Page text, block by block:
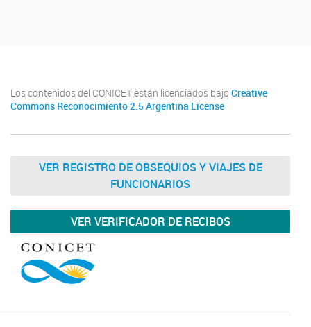
Los contenidos del CONICET están licenciados bajo Creative
Commons Reconocimiento 2.5 Argentina License
VER REGISTRO DE OBSEQUIOS Y VIAJES DE
FUNCIONARIOS
VER VERIFICADOR DE RECIBOS